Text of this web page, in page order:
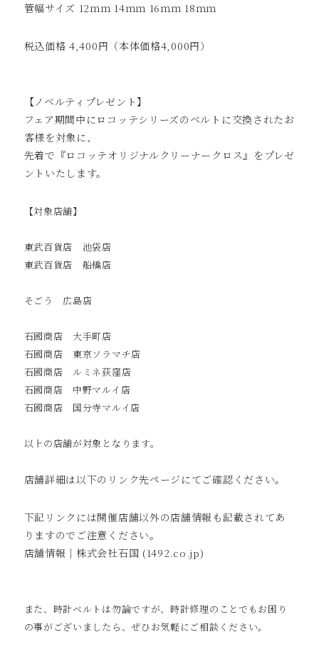
管幅サイズ 12ｍｍ 14ｍｍ 16ｍｍ 18ｍｍ
税込価格 4,400円（本体価格4,000円）
【ノベルティプレゼント】
フェア期間中にロコッテシリーズのベルトに交換されたお
客様を対象に、
先着で『ロコッテオリジナルクリーナークロス』をプレゼ
ントいたします。
【対象店舗】
東武百貨店 池袋店
東武百貨店 船橋店
そごう 広島店
石國商店 大手町店
石國商店 東京ソラマチ店
石國商店 ルミネ荻窪店
石國商店 中野マルイ店
石國商店 国分寺マルイ店
以上の店舗が対象となります。
店舗詳細は以下のリンク先ページにてご確認ください。
下記リンクには開催店舗以外の店舗情報も記載されてあ
りますのでご注意ください。
店舗情報｜株式会社石国 (1492.co.jp)
また、時計ベルトは勿論ですが、時計修理のことでもお困り
の事がございましたら、ぜひお気軽にご相談ください。